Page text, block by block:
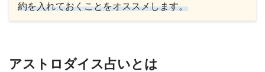
約を入れておくことをオススメします。
アストロダイス占いとは